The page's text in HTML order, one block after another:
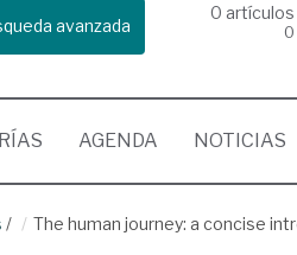
avanzada
0 artículos
0
AGENDA NOTICIAS
/
The human journey: a concise